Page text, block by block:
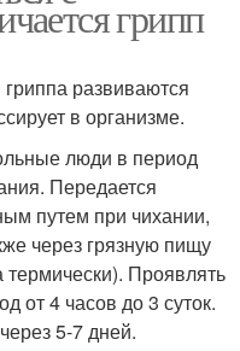
грипп
развиваются
в организме.
люди в период
Передается
путем при чихании,
через грязную пищу
Проявлять
от 4 часов до 3 суток.
5-7 дней.